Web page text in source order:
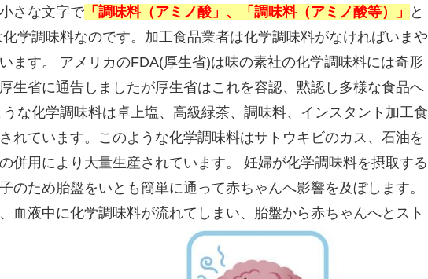
さな文字で 「調味料（アミノ酸」、「調味料（アミノ酸等）」
と
学調味料なのです。加工食品業者は化学調味料がなければいまや
ます。 アメリカのFDA(厚生省)は味の素社の化学調味料には奇形
生省に通告しましたが厚生省はこれを容認、黙認し多様な食品へ
な化学調味料は卓上塩、高級緑茶、調味料、インスタント加工食
れています。このような化学調味料はサトウキビのカス、石油を
併用により大量生産されています。 妊婦が化学調味料を摂取する
のため胎盤をいとも簡単に通って赤ちゃんへ影響を及ぼします。
血液中に化学調味料が流れてしまい、胎盤から赤ちゃんへとスト